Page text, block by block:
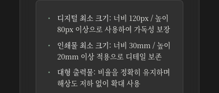
디지털 최소 크기: 너비 120px / 높이
80px 이상으로 사용하여 가독성 보장
인쇄물 최소 크기: 너비 30mm / 높이
20mm 이상 적용으로 디테일 보존
대형 출력물: 비율을 정확히 유지하며
해상도 저하 없이 확대 사용